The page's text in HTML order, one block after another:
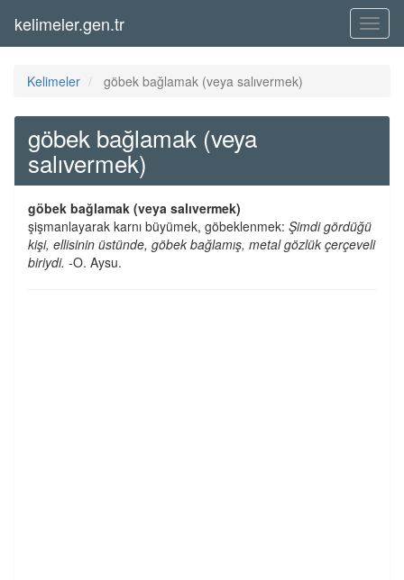
Menü
kelimeler.gen.tr
Kelimeler göbek bağlamak (veya salıvermek)
göbek bağlamak (veya
salıvermek)
göbek bağlamak (veya salıvermek)
şişmanlayarak karnı büyümek, göbeklenmek: Şimdi gördüğü
kişi, ellisinin üstünde, göbek bağlamış, metal gözlük çerçeveli
biriydi. -O. Aysu.